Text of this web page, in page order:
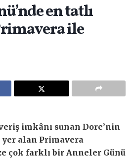
en tatlı
ile
imkânı sunan Dore’nin
yer alan Primavera
çok farklı bir Anneler Günü